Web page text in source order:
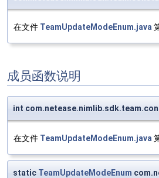
在文件 TeamUpdateModeEnum.java
成员函数说明
int
在文件 TeamUpdateModeEnum.java
static TeamUpdateModeEnum